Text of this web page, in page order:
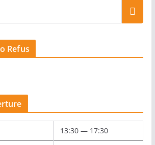
Refus
13:30 — 17:30